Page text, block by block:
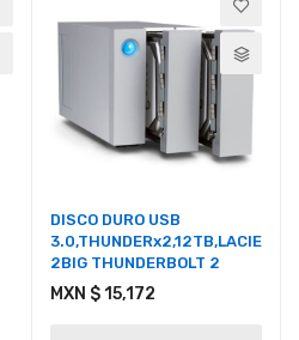
DISCO DURO USB
3.0,THUNDERx2,12TB,LACIE
2BIG THUNDERBOLT 2
MXN $ 15,172